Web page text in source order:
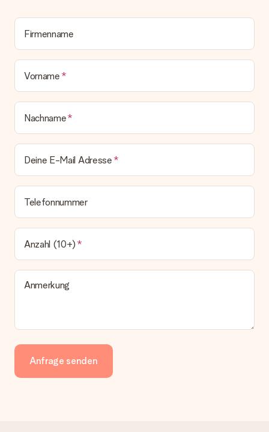
Geschenk also direkt beim Empfänger liefern lassen und es
bleibt eine echte Überraschung!
Firmenname
Vorname
Nachname
Deine E-Mail Adresse
Telefonnummer
Anzahl (10+)
Anmerkung
Anfrage senden